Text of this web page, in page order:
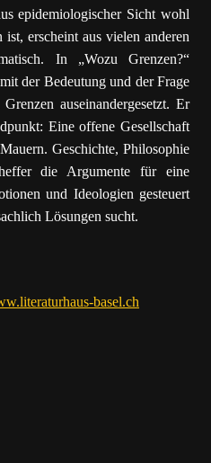
epidemiologischer Sicht wohl
erscheint aus vielen anderen
In „Wozu Grenzen?“
der Bedeutung und der Frage
auseinandergesetzt. Er
Eine offene Gesellschaft
Geschichte, Philosophie
die Argumente für eine
und Ideologien gesteuert
Lösungen sucht.
basel.ch